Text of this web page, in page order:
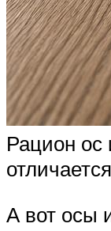
Рацион ос
отличается
А вот осы